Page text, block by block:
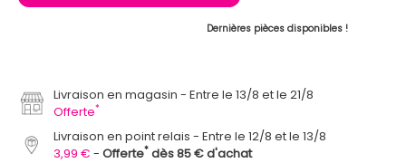
Dernières pièces disponibles !
Livraison en magasin
Entre le 13/8 et le 21/8
Offerte*
Livraison en point relais
Entre le 12/8 et le 13/8
3,99 €
Offerte* dès 85 € d'achat